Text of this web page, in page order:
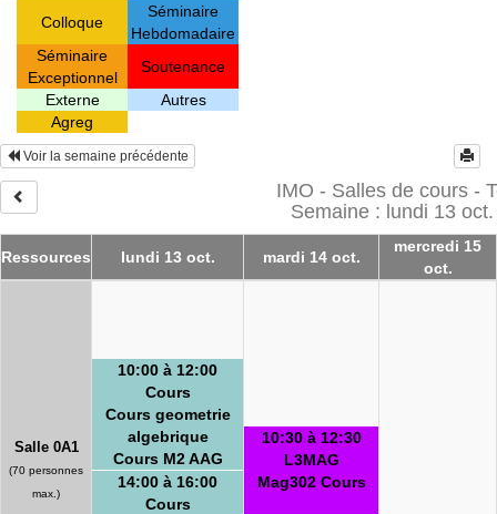
Colloque
Séminaire
Hebdomadaire
Séminaire
Exceptionnel
Soutenance
Externe
Autres
Agreg
Voir la semaine précédente
IMO - Salles de cours -
Semaine : lundi 13
Ressources lundi 13 oct. mardi 14 oct.
mercredi 15
oct.
Salle 0A1
(70 personnes
max.)
10:00 à 12:00
Cours
Cours geometrie
algebrique
Cours M2 AAG
14:00 à 16:00
Cours
10:30 à 12:30
L3MAG
Mag302 Cours